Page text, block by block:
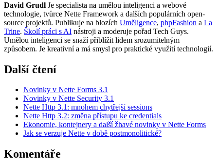
David Grudl Je specialista na umělou inteligenci a webové
technologie, tvůrce Nette Framework a dalších populárních open-
source projektů. Publikuje na blozích Uměligence, phpFashion a La
Trine. Školí práci s AI nástroji a moderuje pořad Tech Guys.
Umělou inteligenci se snaží přiblížit lidem srozumitelným
způsobem. Je kreativní a má smysl pro praktické využití technologií.
Další čtení
Novinky v Nette Forms 3.1
Novinky v Nette Security 3.1
Nette Http 3.1: mnohem chytřejší sessions
Nette Http 3.2: změna přístupu ke credentials
Ekonomie, kontejnery a další žhavé novinky v Nette Forms
Jak se verzuje Nette v době postmonolitické?
Komentáře